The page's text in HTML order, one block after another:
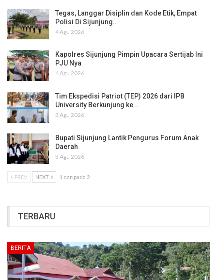
Tegas, Langgar Disiplin dan Kode Etik, Empat
Polisi Di Sijunjung…
4 Agu 2026
Kapolres Sijunjung Pimpin Upacara Sertijab Ini
PJU Nya
4 Agu 2026
Tim Ekspedisi Patriot (TEP) 2026 dari IPB
University Berkunjung ke…
3 Agu 2026
Bupati Sijunjung Lantik Pengurus Forum Anak
Daerah
3 Agu 2026
PREV NEXT 1 daripada 2
TERBARU
BERITA